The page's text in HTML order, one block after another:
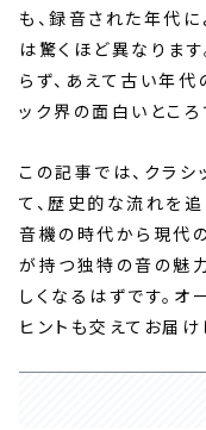
も、録音された年代
は驚くほど異なりま
らず、あえて古い年
ック界の面白いところ
この記事では、クラ
て、歴史的な流れを
音機の時代から現代
が持つ独特の音の魅
しくなるはずです。
ヒントも交えてお届け